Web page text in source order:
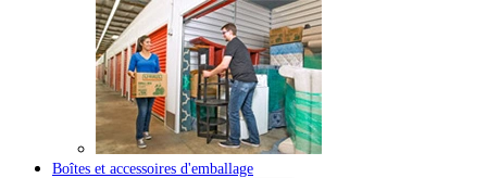
Boîtes et accessoires d'emballage